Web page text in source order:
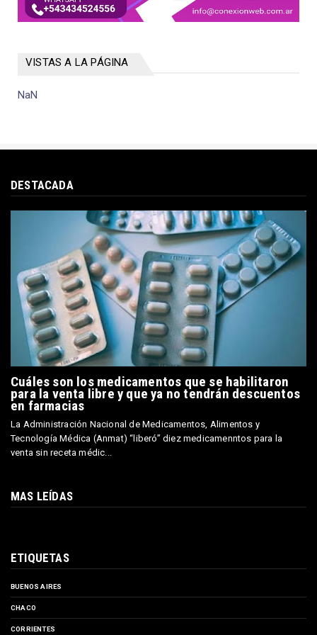
VISTAS A LA PÁGINA
NaN
DESTACADA
Cuáles son los medicamentos que se habilitaron
para la venta libre y que ya no tendrán descuentos
en farmacias
La Administración Nacional de Medicamentos, Alimentos y
Tecnología Médica (Anmat) “liberó” diez medicamenntos para la
venta sin receta médic...
MAS LEÍDAS
ETIQUETAS
BUENOS AIRES
CHACO
CORRIENTES